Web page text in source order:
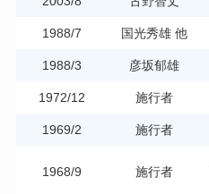
1988/7 国光秀雄 他
1988/3 彦坂郁雄
1972/12 施行者
1969/2 施行者
1968/9 施行者